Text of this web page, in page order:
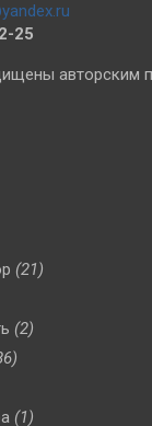
25
авторским
(21)
(2)
(1)